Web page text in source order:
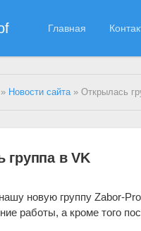
Главная
» Новости сайта» Открылась
группа в VK
новую группу Zabor-
работы, а кроме того